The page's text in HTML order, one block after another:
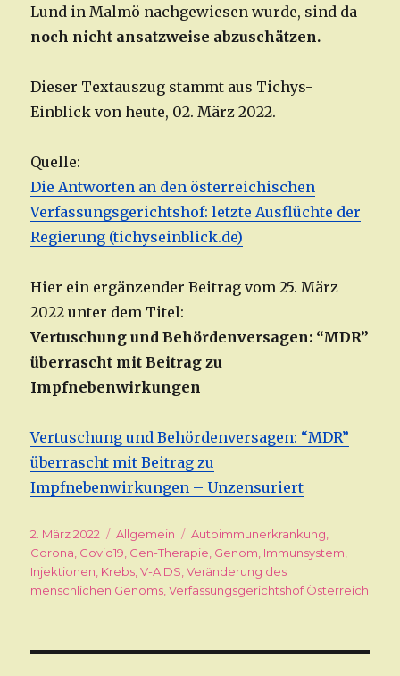
Lund in Malmö nachgewiesen wurde, sind da
noch nicht ansatzweise abzuschätzen.
Dieser Textauszug stammt aus Tichys-
Einblick von heute, 02. März 2022.
Quelle:
Die Antworten an den österreichischen
Verfassungsgerichtshof: letzte Ausflüchte der
Regierung (tichyseinblick.de)
Hier ein ergänzender Beitrag vom 25. März
2022 unter dem Titel:
Vertuschung und Behördenversagen: “MDR”
überrascht mit Beitrag zu
Impfnebenwirkungen
Vertuschung und Behördenversagen: “MDR”
überrascht mit Beitrag zu
Impfnebenwirkungen – Unzensuriert
Veröffentlicht
am
2. März 2022 Kategorien
Allgemein Schlagwörter
Autoimmunerkrankung,
Corona, Covid19, Gen-Therapie, Genom, Immunsystem,
Injektionen, Krebs,V-AIDS,Veränderung des
menschlichen Genoms,Verfassungsgerichtshof Österreich